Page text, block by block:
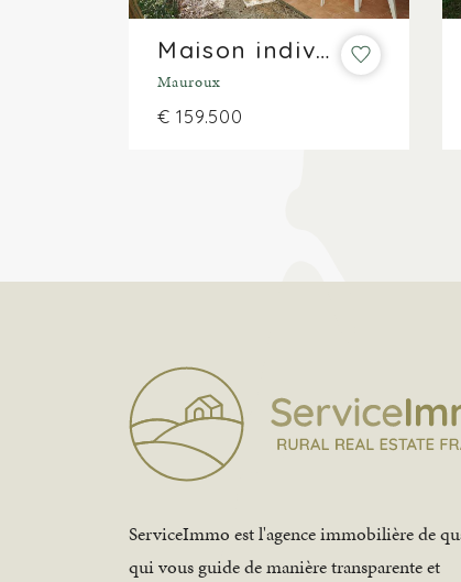
Maison individuelle sur un parc de vacances sur 635 m²
Mauroux
€ 159.500
ServiceImmo est l'agence immobilière de
qui vous guide de manière transparente et